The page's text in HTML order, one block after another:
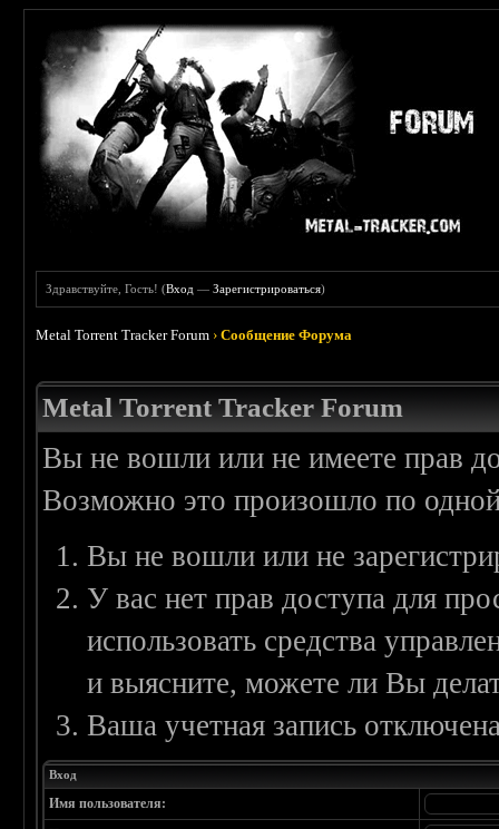
Здравствуйте, Гость! (Вход —Зарегистрироваться)
Metal Torrent Tracker Forum ›Сообщение Форума
Metal Torrent Tracker Forum
Вы не вошли или не имеете прав
Возможно это произошло по
Вы не вошли или не
У вас нет прав доступа для
использовать средства
и выясните, можете ли Вы
Ваша учетная запись
Вход
Имя пользователя: